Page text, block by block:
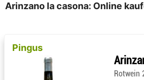
Arinzano la casona: Online
Pingus
Rotwein